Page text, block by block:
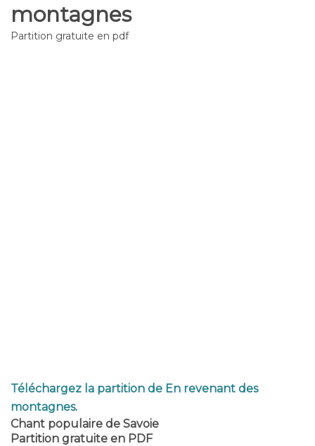
montagnes
Partition gratuite en pdf
Téléchargez la partition de En revenant des
montagnes.
Chant populaire de Savoie
Partition gratuite en PDF